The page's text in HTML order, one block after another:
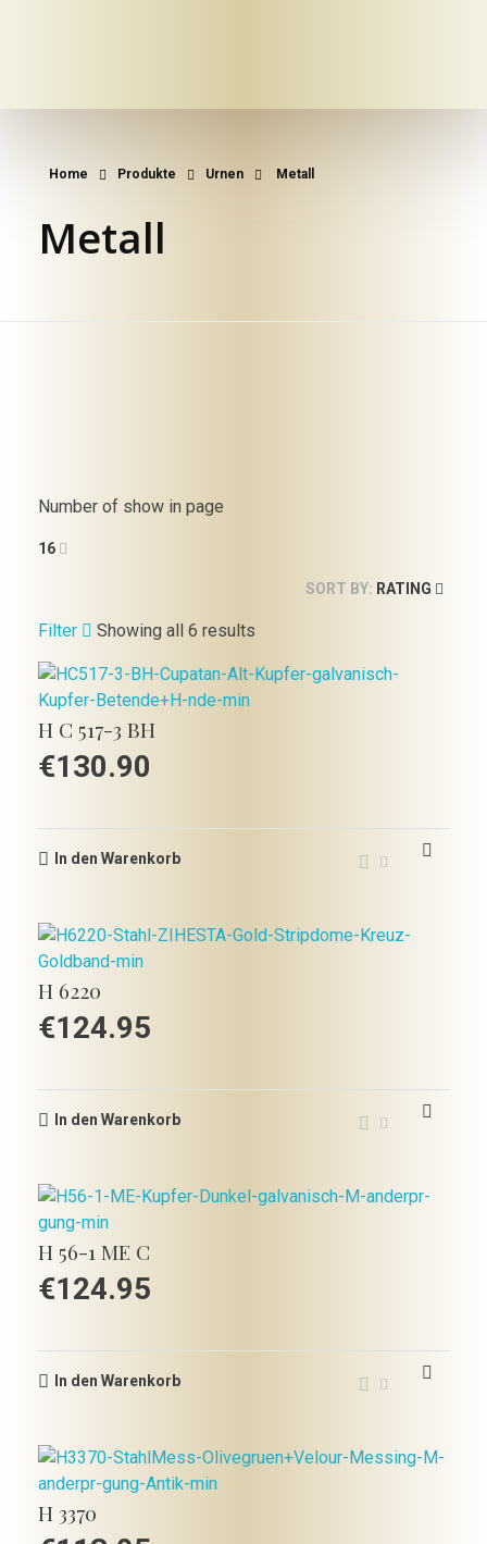
Home Produkte Urnen Metall
Metall
Number of show in page
16
SORT BY: RATING
Filter Showing all 6 results
H C 517-3 BH
€130.90
In den Warenkorb
H 6220
€124.95
In den Warenkorb
H 56-1 ME C
€124.95
In den Warenkorb
H 3370